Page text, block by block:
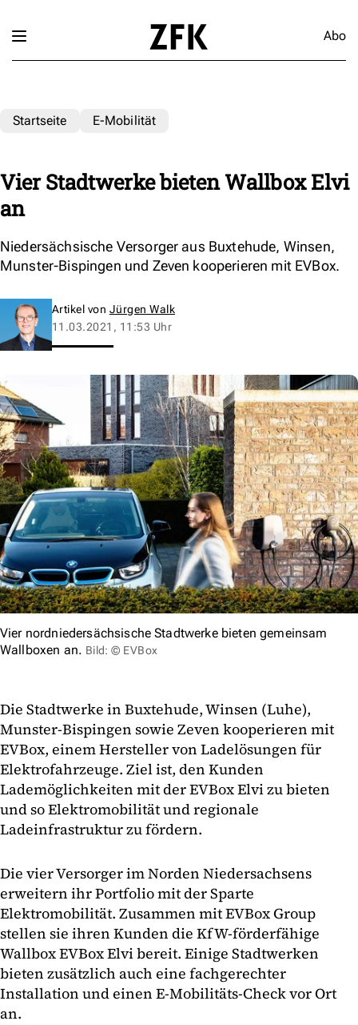
Abo
Startseite E-Mobilität
Vier Stadtwerke bieten Wallbox Elvi
an
Niedersächsische Versorger aus Buxtehude, Winsen,
Munster-Bispingen und Zeven kooperieren mit EVBox.
Artikel von Jürgen Walk
11.03.2021, 11:53 Uhr
Vier nordniedersächsische Stadtwerke bieten gemeinsam
Wallboxen an. Bild: © EVBox
Die Stadtwerke in Buxtehude, Winsen (Luhe),
Munster-Bispingen sowie Zeven kooperieren mit
EVBox, einem Hersteller von Ladelösungen für
Elektrofahrzeuge. Ziel ist, den Kunden
Lademöglichkeiten mit der EVBox Elvi zu bieten
und so Elektromobilität und regionale
Ladeinfrastruktur zu fördern.
Die vier Versorger im Norden Niedersachsens
erweitern ihr Portfolio mit der Sparte
Elektromobilität. Zusammen mit EVBox Group
stellen sie ihren Kunden die KfW-förderfähige
Wallbox EVBox Elvi bereit. Einige Stadtwerken
bieten zusätzlich auch eine fachgerechter
Installation und einen E-Mobilitäts-Check vor Ort
an.